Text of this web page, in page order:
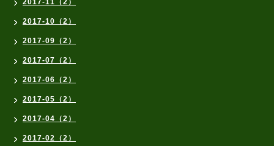
2017-11（2）
2017-10（2）
2017-09（2）
2017-07（2）
2017-06（2）
2017-05（2）
2017-04（2）
2017-02（2）